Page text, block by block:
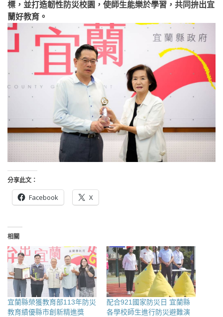
標，並打造韌性防災校園，使師生能樂於學習，共同拚出宜
蘭好教育。
分享此文：
Facebook X
相關
宜蘭縣榮獲教育部113年防災
教育績優縣市創新精進獎
配合921國家防災日 宜蘭縣
各學校師生進行防災避難演